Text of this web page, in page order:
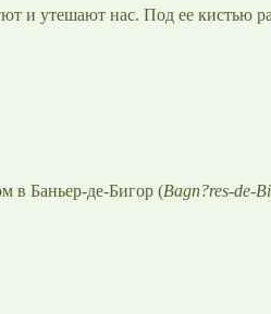
и утешают нас. Под ее кистью
в Баньер-де-Бигор (Bagn?res-de-